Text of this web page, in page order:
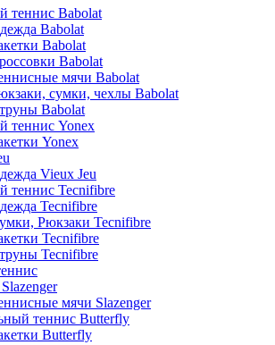
теннис Babolat
Babolat
Babolat
Babolat
мячи Babolat
сумки, чехлы Babolat
Babolat
теннис Yonex
Yonex
Vieux Jeu
теннис Tecnifibre
Tecnifibre
Рюкзаки Tecnifibre
Tecnifibre
Tecnifibre
мячи Slazenger
теннис Butterfly
Butterfly